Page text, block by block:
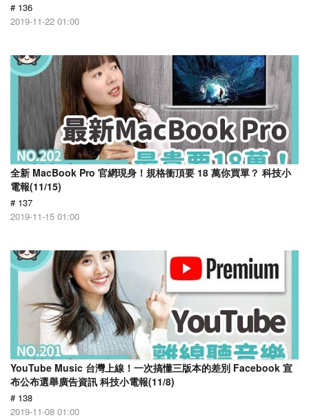
# 136
2019-11-22 01:00
全新 MacBook Pro 官網現身！規格衝頂要 18 萬你買單？ 科技小
電報(11/15)
# 137
2019-11-15 01:00
YouTube Music 台灣上線！一次搞懂三版本的差別 Facebook 宣
布公布選舉廣告資訊 科技小電報(11/8)
# 138
2019-11-08 01:00